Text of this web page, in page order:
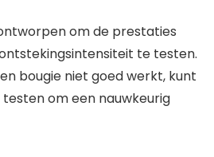
om de prestaties
te testen.
bougie niet goed werkt, kunt
om een ​​nauwkeurig